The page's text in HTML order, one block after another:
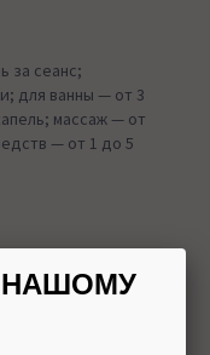
за сеанс;
для ванны — от 3
массаж — от
— от 1 до 5
НАШОМУ